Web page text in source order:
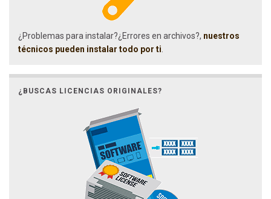
¿Problemas para instalar?¿Errores en archivos?, nuestros
técnicos pueden instalar todo por ti
¿BUSCAS LICENCIAS ORIGINALES?